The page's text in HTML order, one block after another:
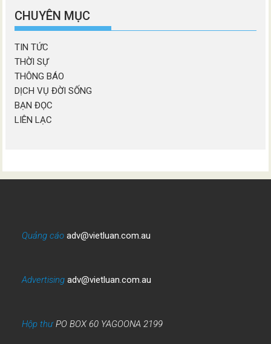
mục
CHUYÊN MỤC
TIN TỨC
THỜI SỰ
THÔNG BÁO
DỊCH VỤ ĐỜI SỐNG
BẠN ĐỌC
LIÊN LẠC
Quảng cáo adv@vietluan.com.au
Advertising adv@vietluan.com.au
Hộp thưPO BOX 60 YAGOONA 2199